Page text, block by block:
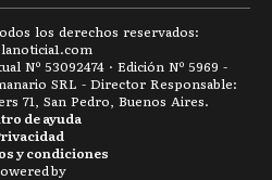
los derechos reservados:
lanoticia1.com
Nº 53092474 · Edición Nº 5969 -
SRL - Director Responsable:
71, San Pedro, Buenos Aires.
y condiciones
de ayuda
by